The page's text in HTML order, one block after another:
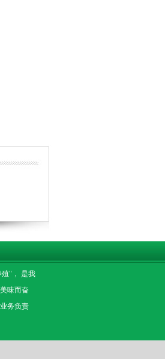
"， 是我
味而奋
务负责